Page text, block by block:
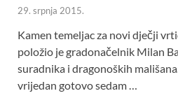
29. srpnja 2015.
Kamen temeljac za novi dječji
položio je gradonačelnik Milan
suradnika i dragonoških
vrijedan gotovo sedam …